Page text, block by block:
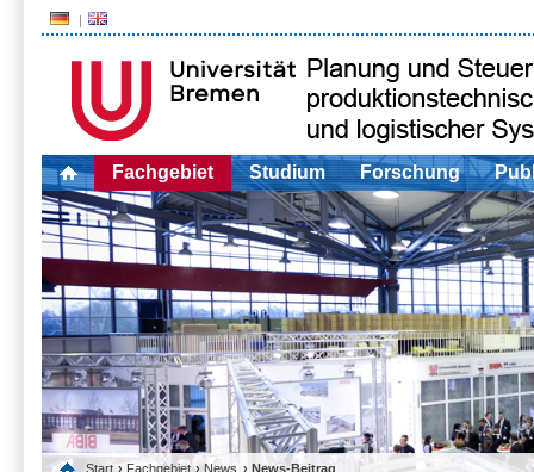
Fachgebiet Studium Forschung
Start › Fachgebiet › News › News-Beitrag